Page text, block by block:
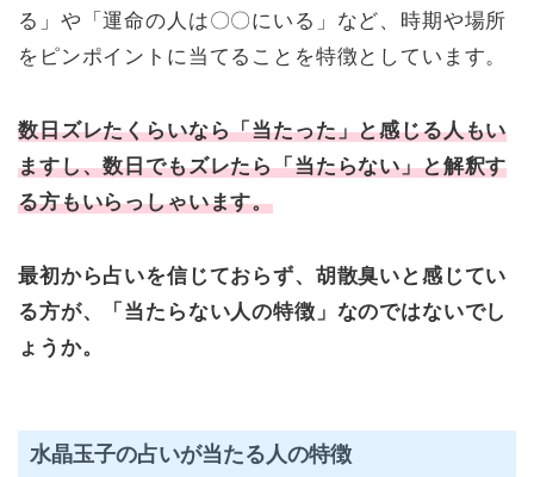
る」や「運命の人は〇〇にいる」など、時期や場所
をピンポイントに当てることを特徴としています。
数日ズレたくらいなら「当たった」と感じる人もい
ますし、数日でもズレたら「当たらない」と解釈す
る方もいらっしゃいます。
最初から占いを信じておらず、胡散臭いと感じてい
る方が、「当たらない人の特徴」なのではないでし
ょうか。
水晶玉子の占いが当たる人の特徴